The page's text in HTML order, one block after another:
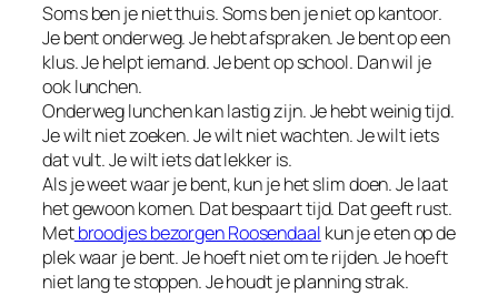
Soms ben je niet thuis. Soms ben je niet op kantoor.
Je bent onderweg. Je hebt afspraken. Je bent op een
klus. Je helpt iemand. Je bent op school. Dan wil je
ook lunchen.
Onderweg lunchen kan lastig zijn. Je hebt weinig tijd.
Je wilt niet zoeken. Je wilt niet wachten. Je wilt iets
dat vult. Je wilt iets dat lekker is.
Als je weet waar je bent, kun je het slim doen. Je laat
het gewoon komen. Dat bespaart tijd. Dat geeft rust.
Metbroodjes bezorgen Roosendaal kun je eten op de
plek waar je bent. Je hoeft niet om te rijden. Je hoeft
niet lang te stoppen. Je houdt je planning strak.